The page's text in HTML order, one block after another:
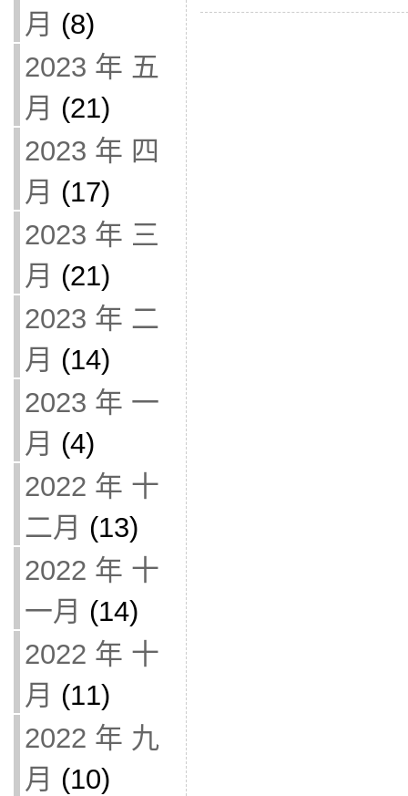
月 (8)
2023 年 五
月 (21)
2023 年 四
月 (17)
2023 年 三
月 (21)
2023 年 二
月 (14)
2023 年 一
月 (4)
2022 年 十
二月 (13)
2022 年 十
一月 (14)
2022 年 十
月 (11)
2022 年 九
月 (10)